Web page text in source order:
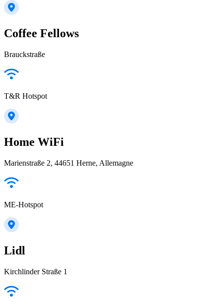
Coffee Fellows
Brauckstraße
T&R Hotspot
Home WiFi
Marienstraße 2, 44651 Herne, Allemagne
ME-Hotspot
Lidl
Kirchlinder Straße 1